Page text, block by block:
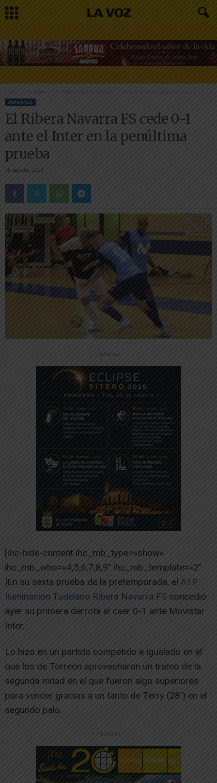
Inicio El Ribera Navarra FS cede 0-1 ante el Inter en la penúltima...
DEPORTES
El Ribera Navarra FS cede 0-1
ante el Inter en la penúltima
prueba
28 agosto, 2023
-- Publicidad --
[ihc-hide-content ihc_mb_type=»show»
ihc_mb_who=»4,5,6,7,8,9″ ihc_mb_template=»2″
]En su sexta prueba de la pretemporada, el ATP
Iluminación Tudelano Ribera Navarra FS concedió
ayer su primera derrota al caer 0-1 ante Movistar
Inter.
Lo hizo en un partido competido e igualado en el
que los de Torreón aprovecharon un tramo de la
segunda mitad en el que fueron algo superiores
para vencer gracias a un tanto de Terry (28′) en el
segundo palo.
-- Publicidad --